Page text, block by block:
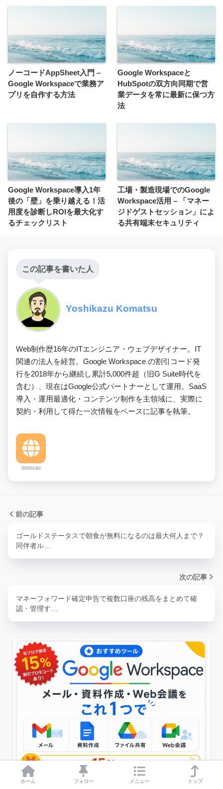
ノーコードAppSheet入門 –
Google Workspaceで業務ア
プリを自作する方法
Google Workspaceと
HubSpotの双方向同期で営
業データを常に最新に保つ方
法
Google Workspace導入1年
後の「壁」を乗り越える！活
用度を診断しROIを最大化す
るチェックリスト
工場・製造現場でのGoogle
Workspace活用 – 「マネー
ジドゲストセッション」によ
る共有端末セキュリティ
この記事を書いた人
Yoshikazu Komatsu
Web制作歴16年のITエンジニア・ウェブデザイナー。IT
関連の法人を経営。Google Workspace の割引コード発
行を2018年から継続し累計5,000件超（旧G Suite時代を
含む）、現在はGoogle公式パートナーとして運用。SaaS
導入・運用最適化・コンテンツ制作を主領域に、実際に
契約・利用して得た一次情報をベースに記事を執筆。
Website
前の記事
ゴールドステータスで朝食が無料になるのは最大何人まで？
同伴者ル…
次の記事
マネーフォワード確定申告で複数口座の残高をまとめて確
認・管理す…
ホーム フォロー メニュー トップ